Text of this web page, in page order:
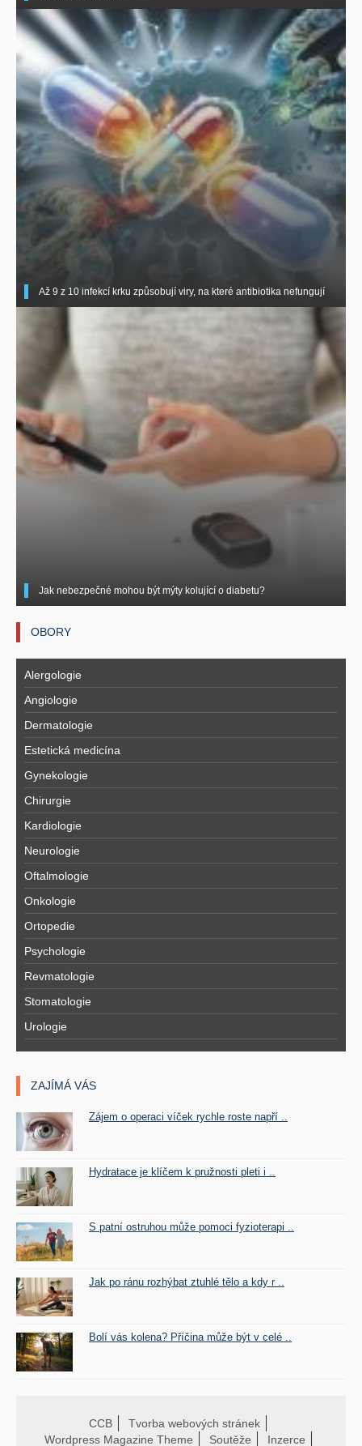
Až 9 z 10 infekcí krku způsobují viry, na které antibiotika nefungují
Jak nebezpečné mohou být mýty kolující o diabetu?
OBORY
Alergologie
Angiologie
Dermatologie
Estetická medicína
Gynekologie
Chirurgie
Kardiologie
Neurologie
Oftalmologie
Onkologie
Ortopedie
Psychologie
Revmatologie
Stomatologie
Urologie
ZAJÍMÁ VÁS
Zájem o operaci víček rychle roste napří ..
Hydratace je klíčem k pružnosti pleti i ..
S patní ostruhou může pomoci fyzioterapi ..
Jak po ránu rozhýbat ztuhlé tělo a kdy r ..
Bolí vás kolena? Příčina může být v celé ..
CCB
Tvorba webových stránek
Wordpress Magazine Theme
Soutěže Inzerce